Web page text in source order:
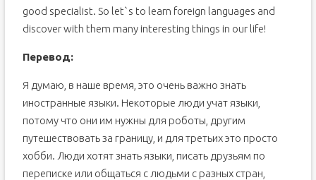
good specialist. So let`s to learn foreign languages and
discover with them many interesting things in our life!
Перевод:
Я думаю, в наше время, это очень важно знать
иностранные языки. Некоторые люди учат языки,
потому что они им нужны для роботы, другим
путешествовать за границу, и для третьих это просто
хобби. Люди хотят знать языки, писать друзьям по
переписке или общаться с людьми с разных стран,